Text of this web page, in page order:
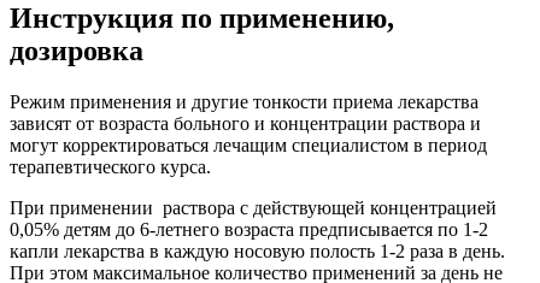
Инструкция по применению,
дозировка
Режим применения и другие тонкости приема лекарства
зависят от возраста больного и концентрации раствора и
могут корректироваться лечащим специалистом в период
терапевтического курса.
При применении раствора с действующей концентрацией
0,05% детям до 6-летнего возраста предписывается по 1-2
капли лекарства в каждую носовую полость 1-2 раза в день.
При этом максимальное количество применений за день не